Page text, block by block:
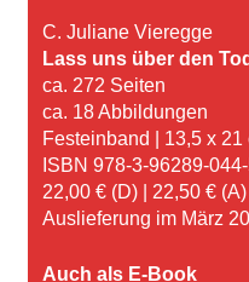
C. Juliane Vieregge
Lass uns über den
ca. 272 Seiten
ca. 18 Abbildungen
Festeinband | 13,5 x 21
ISBN 978-3-96289-
22,00 € (D) | 22,50 € (A)
Auslieferung im März
Auch als E-Book